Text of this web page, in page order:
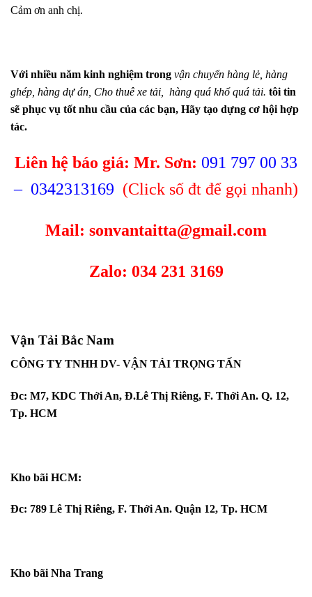
Cảm ơn anh chị.
Với nhiều năm kinh nghiệm trong vận chuyển hàng lẻ, hàng
ghép hàng dự án Cho thuê xe tải hàng quá khổ quá tải. tôi tin
sẽ phục vụ tốt nhu cầu của các bạn, Hãy tạo dựng cơ hội hợp
tác.
Liên hệ báo giá: Mr. Sơn: 091 797 00 33
– 0342313169 (Click số đt để gọi nhanh)
Mail: sonvantaitta@gmail.com
Zalo: 034 231 3169
Vận Tải Bắc Nam
CÔNG TY TNHH DV- VẬN TẢI TRỌNG TẤN
Đc: M7, KDC Thới An, Đ.Lê Thị Riêng, F. Thới An. Q. 12,
Tp. HCM
Kho bãi HCM:
Đc: 789 Lê Thị Riêng, F. Thới An. Quận 12, Tp. HCM
Kho bãi Nha Trang